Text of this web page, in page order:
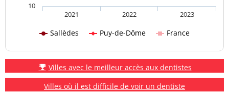
Sallèdes Puy-de-Dôme France
2021 2022 2023
10
Villes avec le meilleur accès aux dentistes
Villes où il est difficile de voir un dentiste